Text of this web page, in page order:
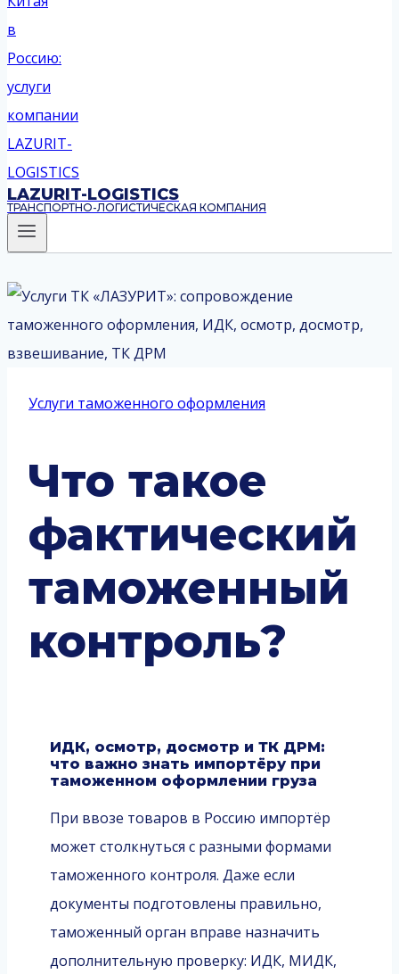
LAZURIT-LOGISTICS
ТРАНСПОРТНО-ЛОГИСТИЧЕСКАЯ КОМПАНИЯ
Услуги таможенного оформления
Что такое
фактический
таможенный
контроль?
ИДК, осмотр, досмотр и ТК ДРМ:
что важно знать импортёру при
таможенном оформлении груза
При ввозе товаров в Россию импортёр
может столкнуться с разными формами
таможенного контроля. Даже если
документы подготовлены правильно,
таможенный орган вправе назначить
дополнительную проверку: ИДК, МИДК,